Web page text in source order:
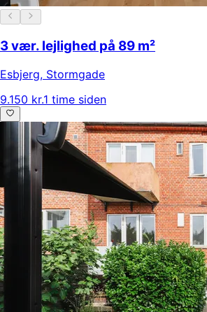
3 vær. lejlighed på 89 m²
Esbjerg, Stormgade
9.150 kr.1 time siden